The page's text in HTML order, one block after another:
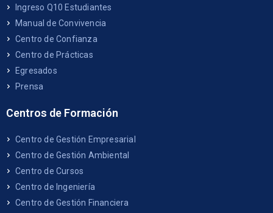
Ingreso Q10 Estudiantes
Manual de Convivencia
Centro de Confianza
Centro de Prácticas
Egresados
Prensa
Centros de Formación
Centro de Gestión Empresarial
Centro de Gestión Ambiental
Centro de Cursos
Centro de Ingeniería
Centro de Gestión Financiera